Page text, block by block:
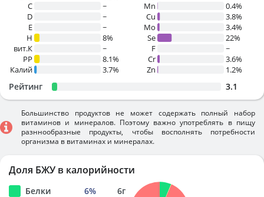
C
~
D
~
E
~
H
8%
вит.К
~
PP
8.1%
Калий
3.7%
Mn
0.4%
Cu
3.8%
Mo
3.4%
Se
22%
F
~
Cr
3.6%
Zn
1.2%
Рейтинг 3.1
Большинство продуктов не может содержать полный набор
витаминов и минералов. Поэтому важно употреблять в пищу
разннообразные продукты, чтобы восполнять потребности
организма в витаминах и минералах.
Доля БЖУ в калорийности
Белки 6% 6г